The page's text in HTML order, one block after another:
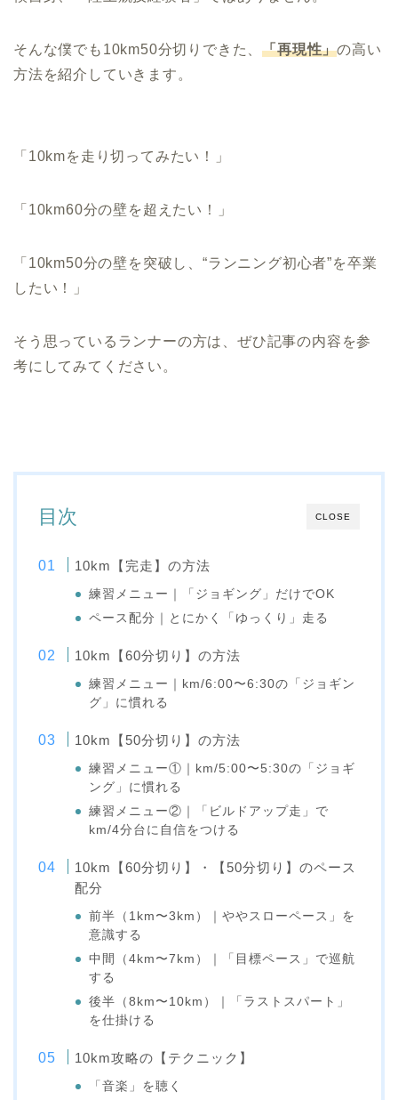
そんな僕でも10km50分切りできた、「再現性」の高い
方法を紹介していきます。
「10kmを走り切ってみたい！」
「10km60分の壁を超えたい！」
「10km50分の壁を突破し、“ランニング初心者”を卒業
したい！」
そう思っているランナーの方は、ぜひ記事の内容を参
考にしてみてください。
CLOSE
目次
10km【完走】の方法
練習メニュー｜「ジョギング」だけでOK
ペース配分｜とにかく「ゆっくり」走る
10km【60分切り】の方法
練習メニュー｜km/6:00〜6:30の「ジョギン
グ」に慣れる
10km【50分切り】の方法
練習メニュー①｜km/5:00〜5:30の「ジョギ
ング」に慣れる
練習メニュー②｜「ビルドアップ走」で
km/4分台に自信をつける
10km【60分切り】・【50分切り】のペース
配分
前半（1km〜3km）｜ややスローペース」を
意識する
中間（4km〜7km）｜「目標ペース」で巡航
する
後半（8km〜10km）｜「ラストスパート」
を仕掛ける
10km攻略の【テクニック】
「音楽」を聴く